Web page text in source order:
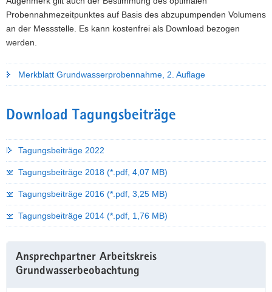
Probennahmezeitpunktes auf Basis des abzupumpenden Volumens
an der Messstelle. Es kann kostenfrei als Download bezogen
werden.
Merkblatt Grundwasserprobennahme, 2. Auflage
Download Tagungsbeiträge
Tagungsbeiträge 2022
Tagungsbeiträge 2018 (*.pdf, 4,07 MB)
Tagungsbeiträge 2016 (*.pdf, 3,25 MB)
Tagungsbeiträge 2014 (*.pdf, 1,76 MB)
Information
Ansprechpartner Arbeitskreis
Grundwasserbeobachtung